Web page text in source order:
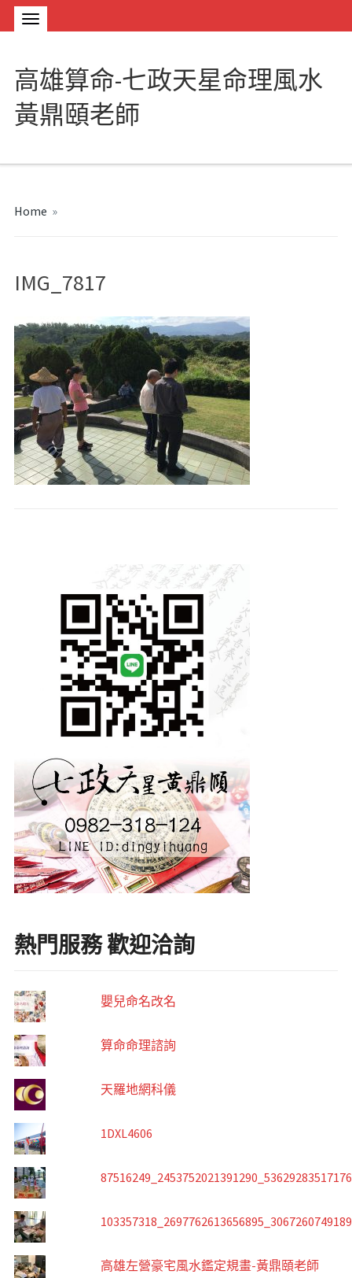
高雄算命-七政天星命理風水
黃鼎頤老師
Home »
IMG_7817
熱門服務 歡迎洽詢
嬰兒命名改名
算命命理諮詢
天羅地網科儀
1DXL4606
高雄左營豪宅風水鑑定規畫-黃鼎頤老師